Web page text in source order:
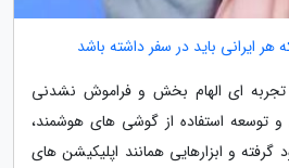
ایرانی باید در سفر داشته باشد
تجربه ای الهام بخش و فراموش نشدنی
توسعه استفاده از گوشی های هوشمند،
و ابزارهایی همانند اپلیکیشن های